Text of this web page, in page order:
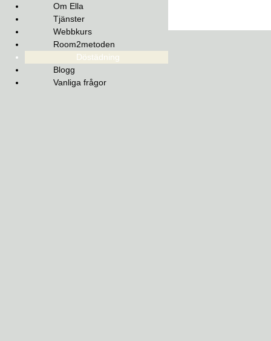
Hoppa
innehåll
Om Ella
Tjänster
Webbkurs
Room2metoden
Döstädning
Blogg
Vanliga frågor